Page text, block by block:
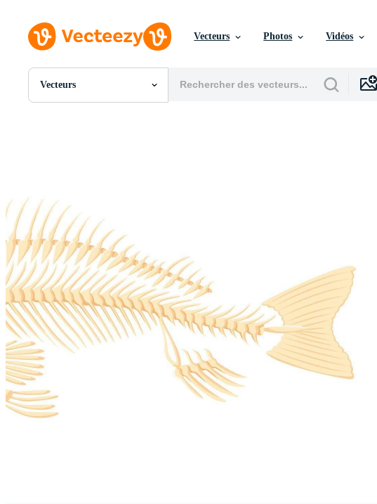
Vecteurs Photos Vidéos
Vecteurs
Toutes Images
Vidéos
Motion graphics
Images Éditoriales
Événements Éditoriaux